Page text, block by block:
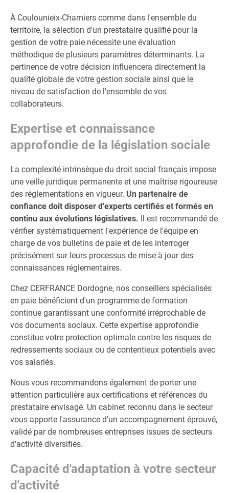
À Coulounieix-Chamiers comme dans l'ensemble du
territoire, la sélection d'un prestataire qualifié pour la
gestion de votre paie nécessite une évaluation
méthodique de plusieurs paramètres déterminants. La
pertinence de votre décision influencera directement la
qualité globale de votre gestion sociale ainsi que le
niveau de satisfaction de l'ensemble de vos
collaborateurs.
Expertise et connaissance
approfondie de la législation sociale
La complexité intrinsèque du droit social français impose
une veille juridique permanente et une maîtrise rigoureuse
des réglementations en vigueur. Un partenaire de
confiance doit disposer d'experts certifiés et formés en
continu aux évolutions législatives. Il est recommandé de
vérifier systématiquement l'expérience de l'équipe en
charge de vos bulletins de paie et de les interroger
précisément sur leurs processus de mise à jour des
connaissances réglementaires.
Chez CERFRANCE Dordogne, nos conseillers spécialisés
en paie bénéficient d'un programme de formation
continue garantissant une conformité irréprochable de
vos documents sociaux. Cette expertise approfondie
constitue votre protection optimale contre les risques de
redressements sociaux ou de contentieux potentiels avec
vos salariés.
Nous vous recommandons également de porter une
attention particulière aux certifications et références du
prestataire envisagé. Un cabinet reconnu dans le secteur
vous apporte l'assurance d'un accompagnement éprouvé,
validé par de nombreuses entreprises issues de secteurs
d'activité diversifiés.
Capacité d'adaptation à votre secteur
d'activité